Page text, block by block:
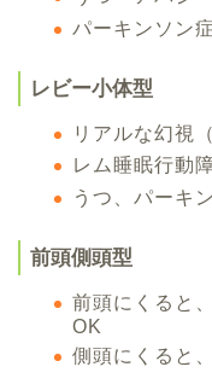
パーキンソン
レビー小体型
リアルな幻視
レム睡眠行動
うつ、パーキ
前頭側頭型
前頭にくると
OK
側頭にくると